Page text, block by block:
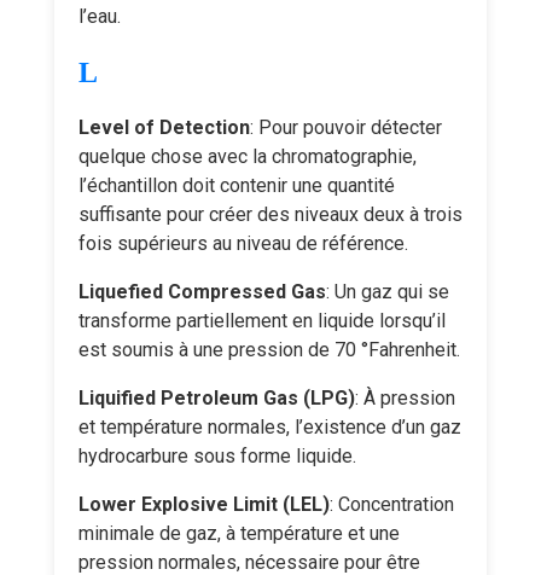
l’eau.
L
Level of Detection: Pour pouvoir détecter
quelque chose avec la chromatographie,
l’échantillon doit contenir une quantité
suffisante pour créer des niveaux deux à trois
fois supérieurs au niveau de référence.
Liquefied Compressed Gas: Un gaz qui se
transforme partiellement en liquide lorsqu’il
est soumis à une pression de 70 °Fahrenheit.
Liquified Petroleum Gas (LPG): À pression
et température normales, l’existence d’un gaz
hydrocarbure sous forme liquide.
Lower Explosive Limit (LEL): Concentration
minimale de gaz, à température et une
pression normales, nécessaire pour être